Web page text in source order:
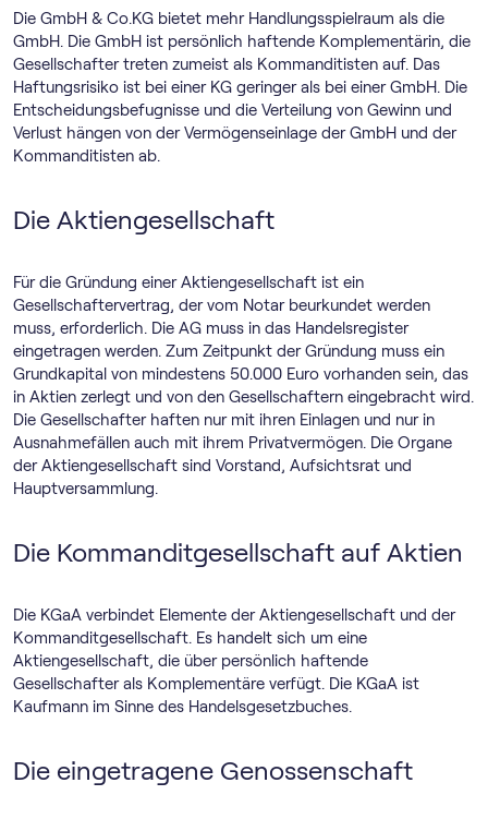
Die GmbH & Co.KG bietet mehr Handlungsspielraum als die
GmbH. Die GmbH ist persönlich haftende Komplementärin, die
Gesellschafter treten zumeist als Kommanditisten auf. Das
Haftungsrisiko ist bei einer KG geringer als bei einer GmbH. Die
Entscheidungsbefugnisse und die Verteilung von Gewinn und
Verlust hängen von der Vermögenseinlage der GmbH und der
Kommanditisten ab.
Die Aktiengesellschaft
Für die Gründung einer Aktiengesellschaft ist ein
Gesellschaftervertrag, der vom Notar beurkundet werden
muss, erforderlich. Die AG muss in das Handelsregister
eingetragen werden. Zum Zeitpunkt der Gründung muss ein
Grundkapital von mindestens 50.000 Euro vorhanden sein, das
in Aktien zerlegt und von den Gesellschaftern eingebracht wird.
Die Gesellschafter haften nur mit ihren Einlagen und nur in
Ausnahmefällen auch mit ihrem Privatvermögen. Die Organe
der Aktiengesellschaft sind Vorstand, Aufsichtsrat und
Hauptversammlung.
Die Kommanditgesellschaft auf Aktien
Die KGaA verbindet Elemente der Aktiengesellschaft und der
Kommanditgesellschaft. Es handelt sich um eine
Aktiengesellschaft, die über persönlich haftende
Gesellschafter als Komplementäre verfügt. Die KGaA ist
Kaufmann im Sinne des Handelsgesetzbuches.
Die eingetragene Genossenschaft